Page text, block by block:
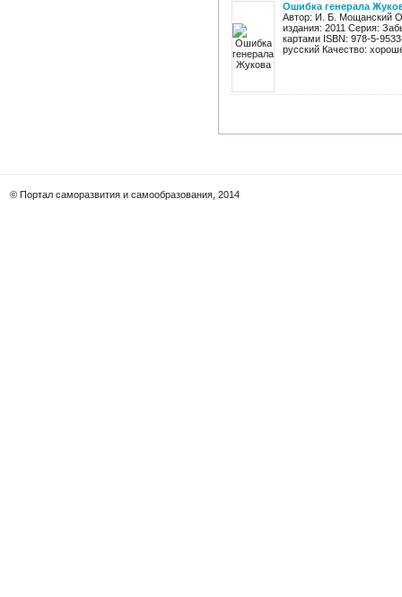
Ошибка генерала
Автор: И. Б. Мощанский
издания: 2011 Серия:
картами ISBN: 978-5-
русский Качество:
© Портал саморазвития и самообразования, 2014